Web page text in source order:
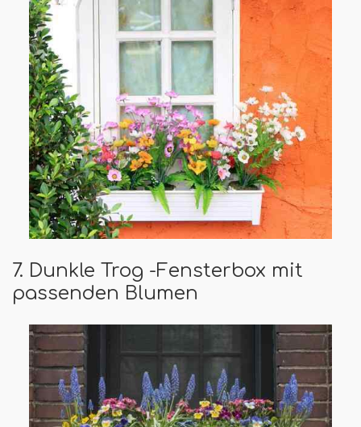
7. Dunkle Trog -Fensterbox mit
passenden Blumen